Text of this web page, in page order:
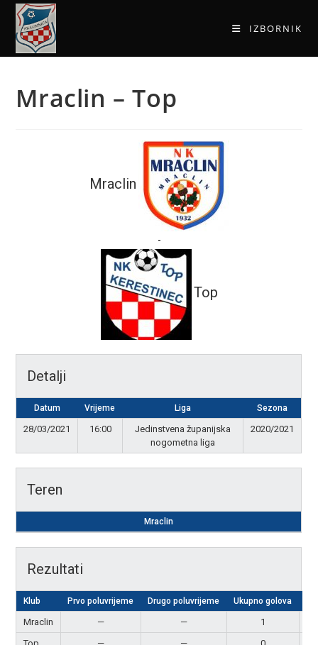
IZBORNIK
Mraclin – Top
Mraclin
-
Top
Detalji
Datum Vrijeme Liga Sezona
28/03/2021 16:00
Jedinstvena županijska
nogometna liga
2020/2021
Teren
Mraclin
Rezultati
Klub Prvo poluvrijeme Drugo poluvrijeme Ukupno golova
Mraclin — — 1